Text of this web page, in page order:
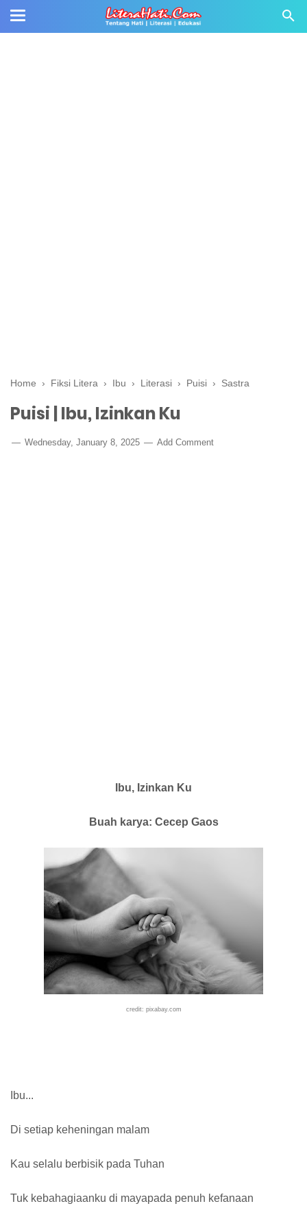
Home › Fiksi Litera › Ibu › Literasi › Puisi › Sastra
Puisi | Ibu, Izinkan Ku
Wednesday, January 8, 2025 Add Comment
Ibu, Izinkan Ku
Buah karya: Cecep Gaos
credit: pixabay.com
Ibu...
Di setiap keheningan malam
Kau selalu berbisik pada Tuhan
Tuk kebahagiaanku di mayapada penuh kefanaan